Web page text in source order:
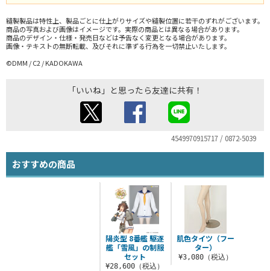
縫製製品は特性上、製品ごとに仕上がりサイズや縫製位置に若干のずれがございます。
商品の写真および画像はイメージです。実際の商品とは異なる場合があります。
商品のデザイン・仕様・発売日などは予告なく変更となる場合があります。
画像・テキストの無断転載、及びそれに準ずる行為を一切禁止いたします。
©DMM / C2 / KADOKAWA
「いいね」と思ったら友達に共有！
4549970915717 / 0872-5039
おすすめの商品
陽炎型 8番艦 駆逐
艦「雪風」の制服
セット
¥28,600（税込）
肌色タイツ（フー
ター）
¥3,080（税込）